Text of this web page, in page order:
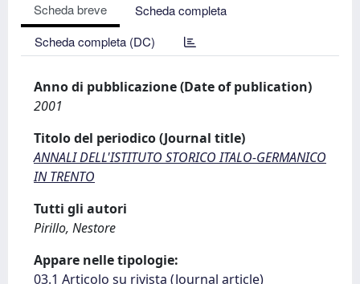
Scheda breve
Scheda completa
Scheda completa (DC)
Anno di pubblicazione (Date of publication)
2001
Titolo del periodico (Journal title)
ANNALI DELL'ISTITUTO STORICO ITALO-GERMANICO
IN TRENTO
Tutti gli autori
Pirillo, Nestore
Appare nelle tipologie:
03.1 Articolo su rivista (Journal article)